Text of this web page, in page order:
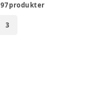
97produkter
3